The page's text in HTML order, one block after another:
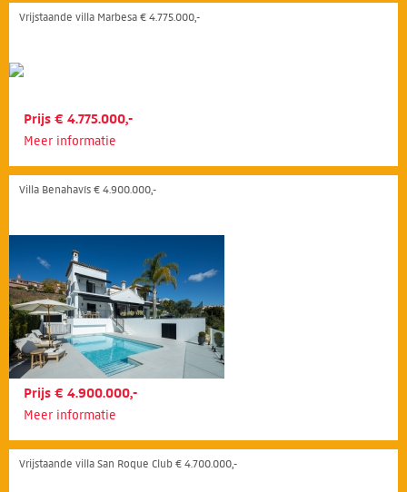
Vrijstaande villa Marbesa € 4.775.000,-
Prijs € 4.775.000,-
Meer informatie
Villa Benahavís € 4.900.000,-
Prijs € 4.900.000,-
Meer informatie
Vrijstaande villa San Roque Club € 4.700.000,-